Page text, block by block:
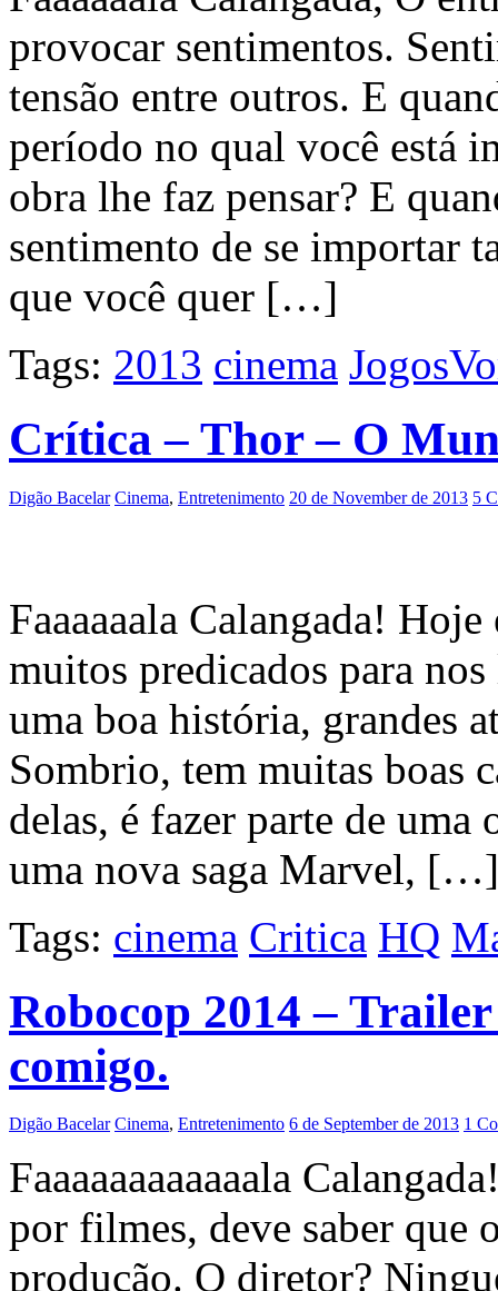
provocar sentimentos.
tensão entre outros. E
período no qual você está
obra lhe faz pensar? E
sentimento de se importar
que você quer […]
Tags: 2013 cinema
Crítica – Thor – O
Digão Bacelar Cinema, Entretenimento 20 de November de 2013 5
Faaaaaala Calangada!
muitos predicados para
uma boa história, grandes
Sombrio, tem muitas boas
delas, é fazer parte de
uma nova saga Marvel, […]
Tags: cinema Critica HQ
Robocop 2014 –
comigo.
Digão Bacelar Cinema, Entretenimento 6 de September de 2013 1
Faaaaaaaaaaaala
por filmes, deve saber que
produção. O diretor?